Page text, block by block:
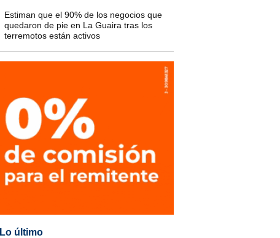
Estiman que el 90% de los negocios que
quedaron de pie en La Guaira tras los
terremotos están activos
Lo último